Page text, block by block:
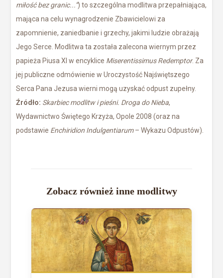
miłość bez granic...”) to szczególna modlitwa przepałniająca,
mająca na celu wynagrodzenie Zbawicielowi za
zapomnienie, zaniedbanie i grzechy, jakimi ludzie obrażają
Jego Serce. Modlitwa ta została zalecona wiernym przez
papieża Piusa XI w encyklice Miserentissimus Redemptor. Za
jej publiczne odmówienie w Uroczystość Najświętszego
Serca Pana Jezusa wierni mogą uzyskać odpust zupełny.
Źródło: Skarbiec modlitw i pieśni. Droga do Nieba,
Wydawnictwo Świętego Krzyża, Opole 2008 (oraz na
podstawie Enchiridion Indulgentiarum– Wykazu Odpustów).
Zobacz również inne modlitwy